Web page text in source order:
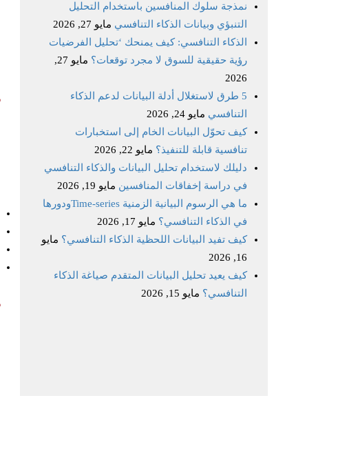
نمذجة سلوك المنافسين باستخدام التحليل
التنبؤي وبيانات الذكاء التنافسي مايو 27, 2026
الذكاء التنافسي: كيف يمنحك ‘تحليل الفرضيات
رؤية حقيقية للسوق لا مجرد توقعات؟
مايو 27,
2026
5 طرق لاستغلال أدلة البيانات لدعم الذكاء
التنافسي مايو 24, 2026
كيف تحوّل البيانات الخام إلى استخبارات
تنافسية قابلة للتنفيذ؟ مايو 22, 2026
دليلك لاستخدام تحليل البيانات والذكاء التنافسي
في دراسة إخفاقات المنافسين مايو 19, 2026
ما هي الرسوم البيانية الزمنية Time‑seriesودورها
في الذكاء التنافسي؟ مايو 17, 2026
كيف تفيد البيانات اللحظية الذكاء التنافسي؟ مايو
16, 2026
كيف يعيد تحليل البيانات المتقدم صياغة الذكاء
التنافسي؟ مايو 15, 2026